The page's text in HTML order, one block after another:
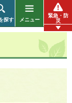
探す メニュー
緊急・防
災